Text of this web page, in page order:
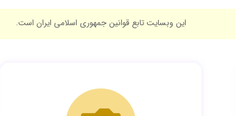
این وبسایت تابع قوانین جمهوری اسلامی ایران است.